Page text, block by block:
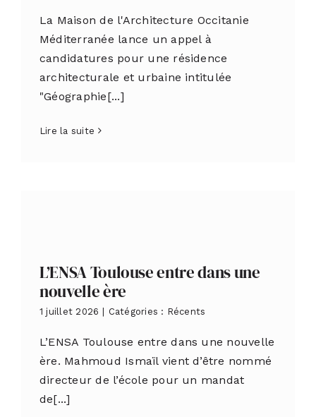
La Maison de l'Architecture Occitanie
Méditerranée lance un appel à
candidatures pour une résidence
architecturale et urbaine intitulée
"Géographie[...]
Lire la suite
L’ENSA Toulouse entre dans une
nouvelle ère
1 juillet 2026 Catégories : Récents
L’ENSA Toulouse entre dans une nouvelle
ère. Mahmoud Ismaïl vient d’être nommé
directeur de l’école pour un mandat
de[...]